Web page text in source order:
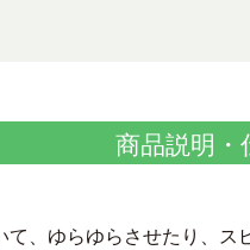
商品説明・
、ゆらゆらさせたり、ス